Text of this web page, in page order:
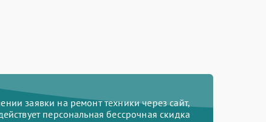
заявки на ремонт техники через сайт,
персональная бессрочная скидка